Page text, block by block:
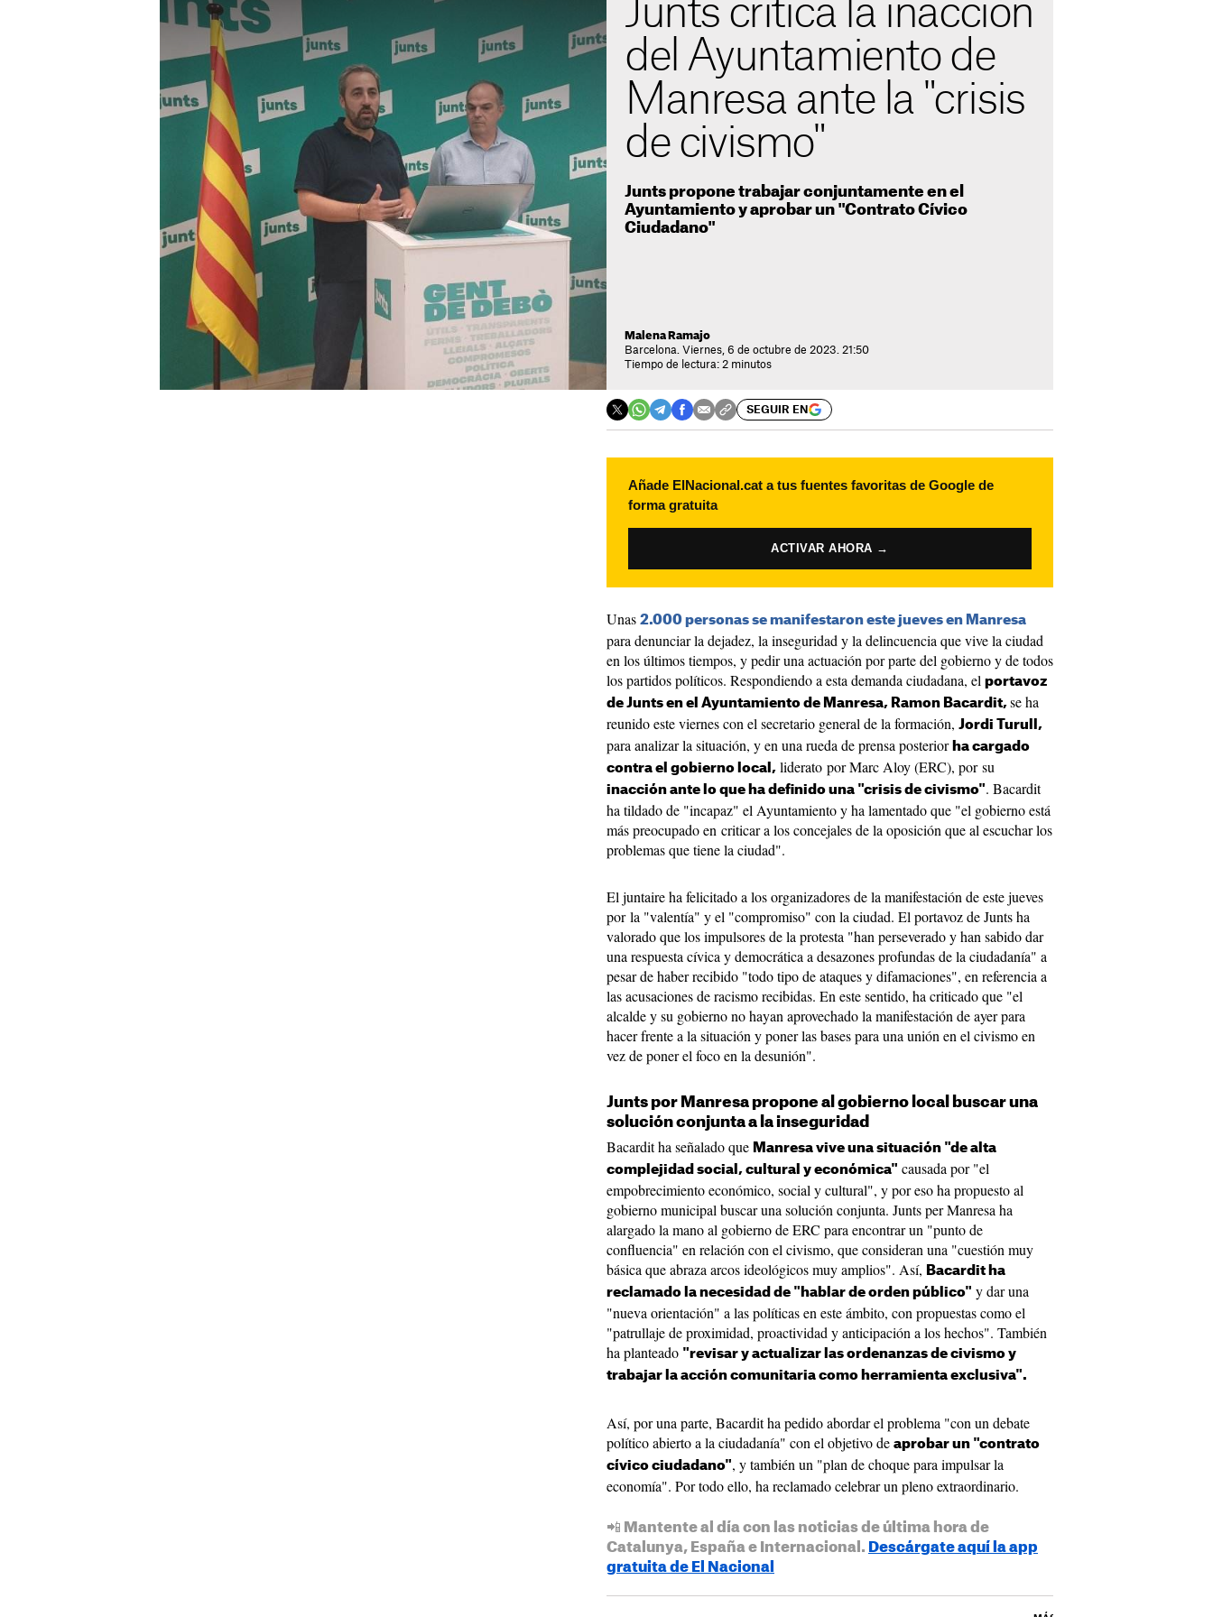
Junts critica la inacción
del Ayuntamiento de
Manresa ante la "crisis
de civismo"
Junts propone trabajar conjuntamente en el
Ayuntamiento y aprobar un "Contrato Cívico
Ciudadano"
Malena Ramajo
Barcelona. Viernes, 6 de octubre de 2023. 21:50
Tiempo de lectura: 2 minutos
SEGUIR EN
Añade ElNacional.cat a tus fuentes favoritas de Google de
forma gratuita
ACTIVAR AHORA →
Unas 2.000 personas se manifestaron este jueves en Manresa
para denunciar la dejadez, la inseguridad y la delincuencia que vive la ciudad
en los últimos tiempos, y pedir una actuación por parte del gobierno y de todos
los partidos políticos. Respondiendo a esta demanda ciudadana, el portavoz
de Junts en el Ayuntamiento de Manresa, Ramon Bacardit, se ha
reunido este viernes con el secretario general de la formación, Jordi Turull,
para analizar la situación, y en una rueda de prensa posterior ha cargado
contra el gobierno local, liderato por Marc Aloy (ERC), por su
inacción ante lo que ha definido una "crisis de civismo". Bacardit
ha tildado de "incapaz" el Ayuntamiento y ha lamentado que "el gobierno está
más preocupado en criticar a los concejales de la oposición que al escuchar los
problemas que tiene la ciudad".
El juntaire ha felicitado a los organizadores de la manifestación de este jueves
por la "valentía" y el "compromiso" con la ciudad. El portavoz de Junts ha
valorado que los impulsores de la protesta "han perseverado y han sabido dar
una respuesta cívica y democrática a desazones profundas de la ciudadanía" a
pesar de haber recibido "todo tipo de ataques y difamaciones", en referencia a
las acusaciones de racismo recibidas. En este sentido, ha criticado que "el
alcalde y su gobierno no hayan aprovechado la manifestación de ayer para
hacer frente a la situación y poner las bases para una unión en el civismo en
vez de poner el foco en la desunión".
Junts por Manresa propone al gobierno local buscar una
solución conjunta a la inseguridad
Bacardit ha señalado que Manresa vive una situación "de alta
complejidad social, cultural y económica" causada por "el
empobrecimiento económico, social y cultural", y por eso ha propuesto al
gobierno municipal buscar una solución conjunta. Junts per Manresa ha
alargado la mano al gobierno de ERC para encontrar un "punto de
confluencia" en relación con el civismo, que consideran una "cuestión muy
básica que abraza arcos ideológicos muy amplios". Así, Bacardit ha
reclamado la necesidad de "hablar de orden público" y dar una
"nueva orientación" a las políticas en este ámbito, con propuestas como el
"patrullaje de proximidad, proactividad y anticipación a los hechos". También
ha planteado "revisar y actualizar las ordenanzas de civismo y
trabajar la acción comunitaria como herramienta exclusiva".
Así, por una parte, Bacardit ha pedido abordar el problema "con un debate
político abierto a la ciudadanía" con el objetivo de aprobar un "contrato
cívico ciudadano", y también un "plan de choque para impulsar la
economía". Por todo ello, ha reclamado celebrar un pleno extraordinario.
📲 Mantente al día con las noticias de última hora de
Catalunya, España e Internacional. Descárgate aquí la app
gratuita de El Nacional